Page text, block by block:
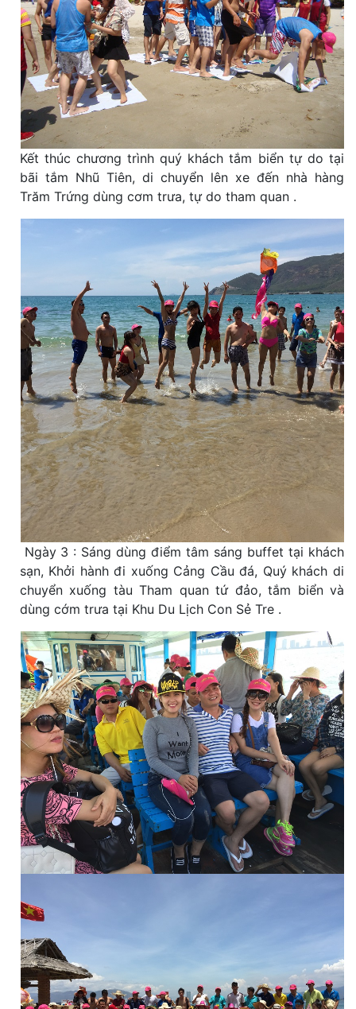
Kết thúc chương trình quý khách tắm biển tự do tại
bãi tắm Nhũ Tiên, di chuyển lên xe đến nhà hàng
Trăm Trứng dùng cơm trưa, tự do tham quan .
Ngày 3 : Sáng dùng điểm tâm sáng buffet tại khách
sạn, Khởi hành đi xuống Cảng Cầu đá, Quý khách di
chuyển xuống tàu Tham quan tứ đảo, tắm biển và
dùng cớm trưa tại Khu Du Lịch Con Sẻ Tre .